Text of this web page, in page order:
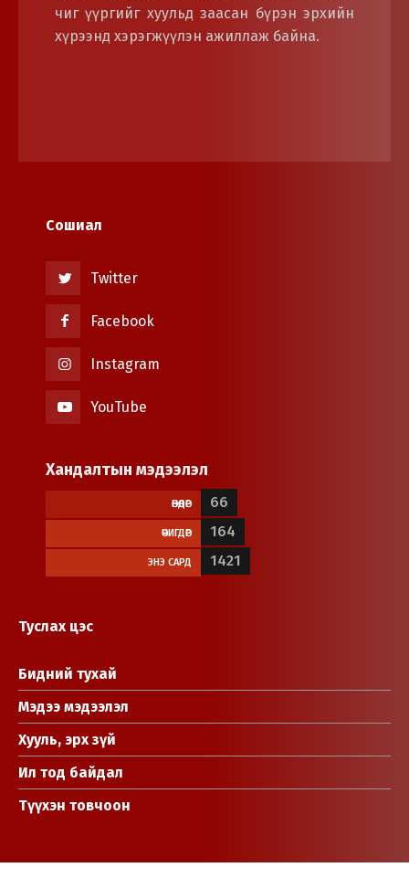
чиг үүргийг хуульд заасан бүрэн эрхийн
хүрээнд хэрэгжүүлэн ажиллаж байна.
Сошиал
Twitter
Facebook
Instagram
YouTube
Хандалтын мэдээлэл
ӨНӨӨДӨР 66
ӨЧИГДӨР 164
ЭНЭ САРД 1421
Туслах цэс
Бидний тухай
Мэдээ мэдээлэл
Хууль, эрх зүй
Ил тод байдал
Түүхэн товчоон